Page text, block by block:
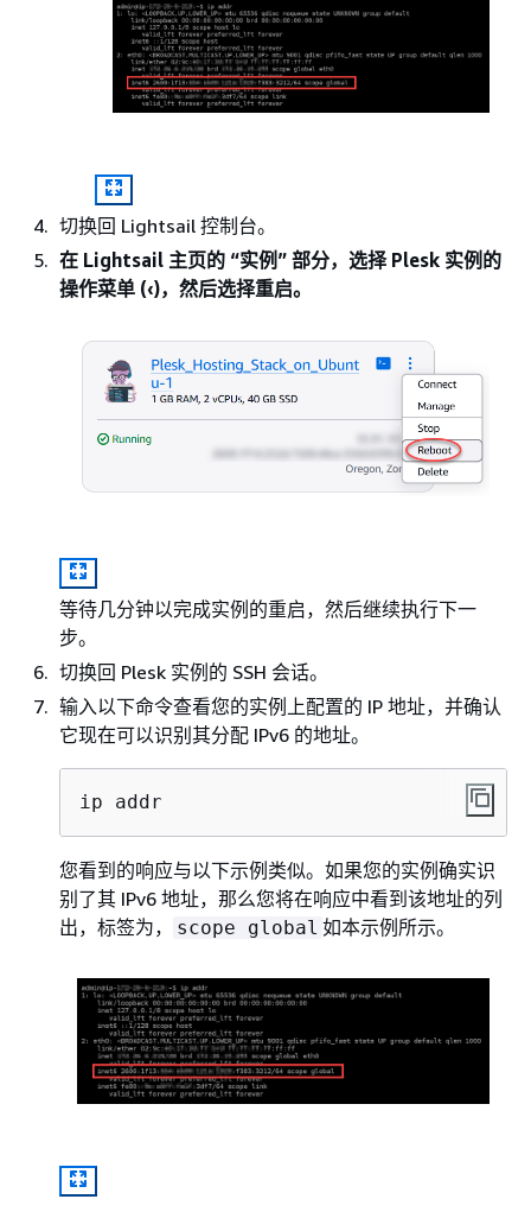
切换回 Lightsail 控制台。
在 Lightsail 主页的 “实例 ” 部分，选择 Plesk 实例的
操作菜单 (‹)，然后选择重启。
等待几分钟以完成实例的重启，然后继续执行下一
步。
切换回 Plesk 实例的 SSH 会话。
输入以下命令查看您的实例上配置的 IP 地址，并确认
它现在可以识别其分配 IPv6 的地址。
ip addr
您看到的响应与以下示例类似。如果您的实例确实识
别了其 IPv6 地址，那么您将在响应中看到该地址的列
出，标签为，
scope global 如本示例所示。